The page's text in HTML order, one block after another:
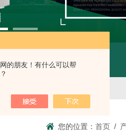
的朋友！有什么可以帮
红外线测温仪 T80广州纹徕光柱测控仪WK-S803-82-23-2H/2L-P厂家
您的位置： 首页 /